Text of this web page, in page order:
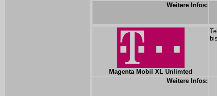
Weitere Infos:
Magenta Mobil XL Unlimted
Weitere Infos: